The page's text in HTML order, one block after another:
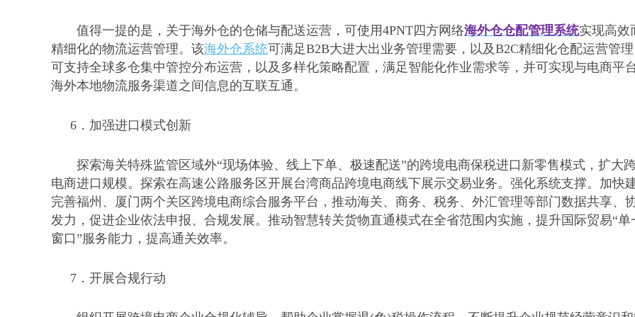
值得一提的是，关于海外仓的仓储与配送运营，可使用4PNT四方网络海外仓仓配管理系统实现高效
精细化的物流运营管理。该海外仓系统可满足B2B大进大出业务管理需要，以及B2C精细化仓配运营管理
可支持全球多仓集中管控分布运营，以及多样化策略配置，满足智能化作业需求等，并可实现与电商平
海外本地物流服务渠道之间信息的互联互通。
6． 加强进口模式创新
探索海关特殊监管区域外“现场体验、线上下单、极速配送”的跨境电商保税进口新零售模式，扩大
电商进口规模。探索在高速公路服务区开展台湾商品跨境电商线下展示交易业务。强化系统支撑。加快
完善福州、厦门两个关区跨境电商综合服务平台，推动海关、商务、税务、外汇管理等部门数据共享、
发力，促进企业依法申报、合规发展。推动智慧转关货物直通模式在全省范围内实施，提升国际贸易“单
窗口”服务能力，提高通关效率。
7． 开展合规行动